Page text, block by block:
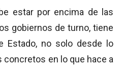
estar por encima de las
gobiernos de turno, tiene
Estado, no solo desde lo
en lo que hace a